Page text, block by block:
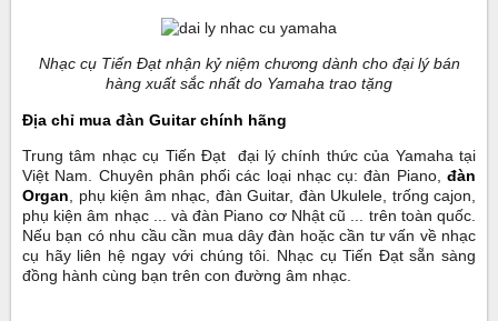
Nhạc cụ Tiến Đạt nhận kỷ niệm chương dành cho đại lý bán
hàng xuất sắc nhất do Yamaha trao tặng
Địa chỉ mua đàn Guitar chính hãng
Trung tâm nhạc cụ Tiến Đạt đại lý chính thức của Yamaha tại
Việt Nam. Chuyên phân phối các loại nhạc cụ: đàn Piano, đàn
Organ , phụ kiện âm nhạc, đàn Guitar, đàn Ukulele, trống cajon,
phụ kiện âm nhạc ... và đàn Piano cơ Nhật cũ ... trên toàn quốc.
Nếu bạn có nhu cầu cần mua dây đàn hoặc cần tư vấn về nhạc
cụ hãy liên hệ ngay với chúng tôi. Nhạc cụ Tiến Đạt sẵn sàng
đồng hành cùng bạn trên con đường âm nhạc.